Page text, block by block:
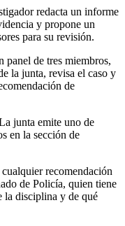
redacta un informe
y propone un
para su revisión.
panel de tres miembros,
la junta, revisa el caso y
de
junta emite uno de
en la sección de
recomendación
de Policía, quien tiene
la disciplina y de qué